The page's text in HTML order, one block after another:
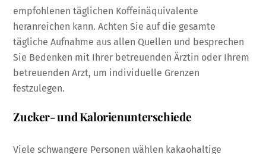
empfohlenen täglichen Koffeinäquivalente
heranreichen kann. Achten Sie auf die gesamte
tägliche Aufnahme aus allen Quellen und besprechen
Sie Bedenken mit Ihrer betreuenden Ärztin oder Ihrem
betreuenden Arzt, um individuelle Grenzen
festzulegen.
Zucker- und Kalorienunterschiede
Viele schwangere Personen wählen kakaohaltige